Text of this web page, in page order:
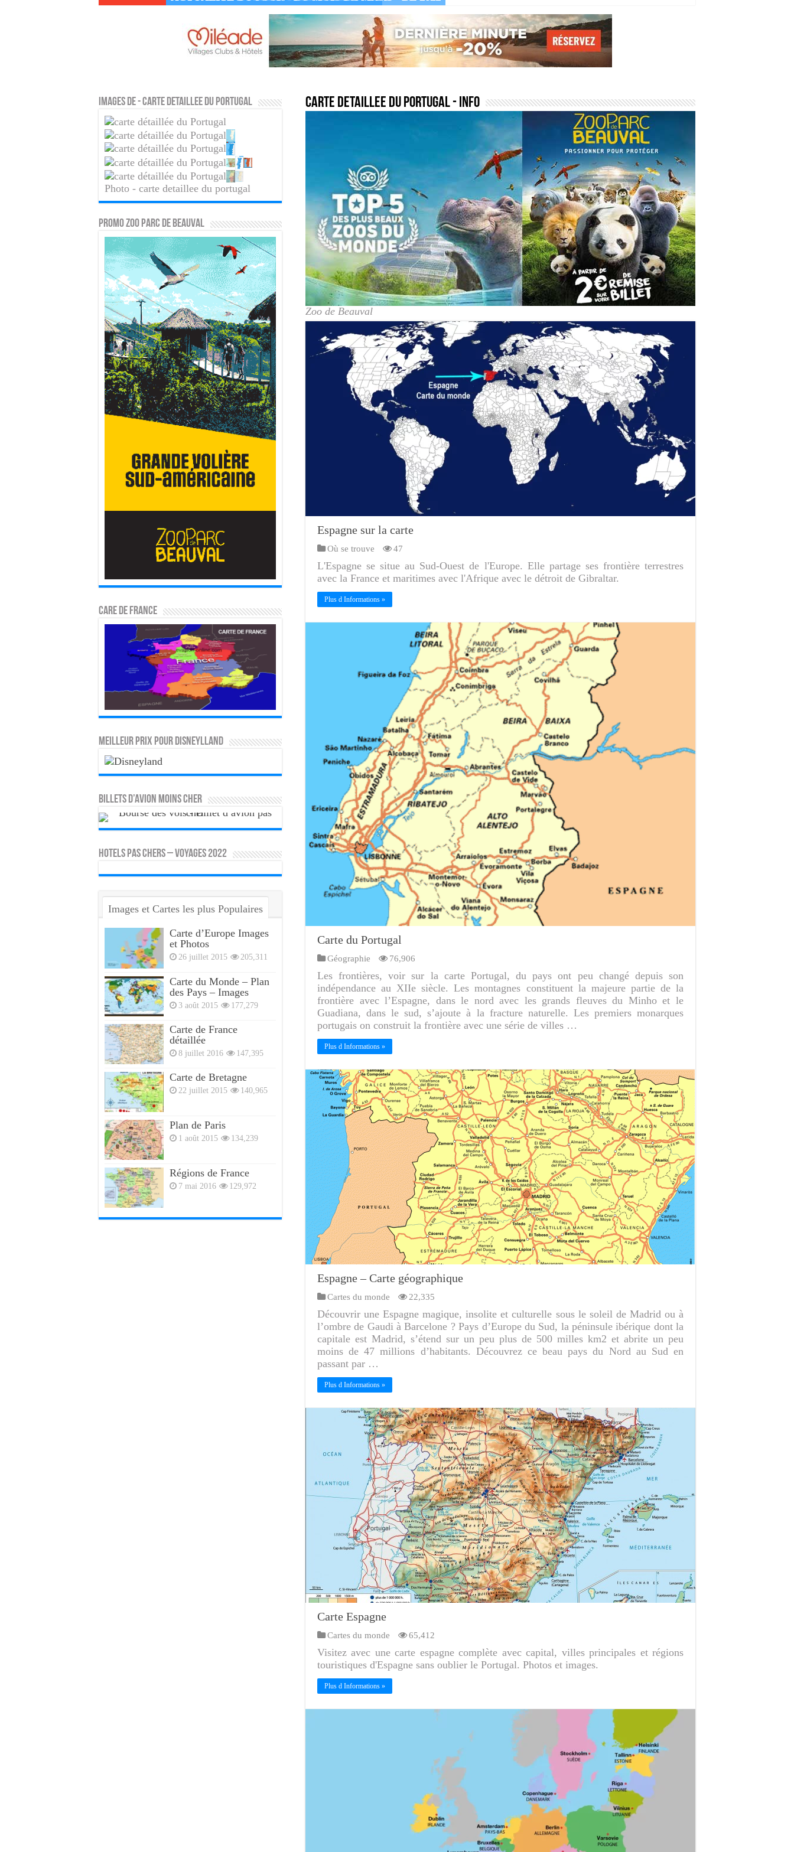
carte detaillee du portugal- Info
Zoo de Beauval
Espagne sur la carte
Où se trouve 47
L'Espagne se situe au Sud-Ouest de l'Europe. Elle partage ses frontière terrestres
avec la France et maritimes avec l'Afrique avec le détroit de Gibraltar.
Plus d Informations »
Carte du Portugal
Géographie 76,906
Les frontières, voir sur la carte Portugal, du pays ont peu changé depuis son
indépendance au XIIe siècle. Les montagnes constituent la majeure partie de la
frontière avec l’Espagne, dans le nord avec les grands fleuves du Minho et le
Guadiana, dans le sud, s’ajoute à la fracture naturelle. Les premiers monarques
portugais on construit la frontière avec une série de villes …
Plus d Informations »
Espagne – Carte géographique
Cartes du monde 22,335
Découvrir une Espagne magique, insolite et culturelle sous le soleil de Madrid ou à
l’ombre de Gaudi à Barcelone ? Pays d’Europe du Sud, la péninsule ibérique dont la
capitale est Madrid, s’étend sur un peu plus de 500 milles km2 et abrite un peu
moins de 47 millions d’habitants. Découvrez ce beau pays du Nord au Sud en
passant par …
Plus d Informations »
Carte Espagne
Cartes du monde 65,412
Visitez avec une carte espagne complète avec capital, villes principales et régions
touristiques d'Espagne sans oublier le Portugal. Photos et images.
Plus d Informations »
Images de - carte detaillee du portugal
Photo - carte detaillee du portugal
PROMO ZOO PARC DE BEAUVAL
CARE DE FRANCE
MEILLEUR PRIX POUR DISNEYLLAND
Billets d’avion moins cher
HOTELS PAS CHERS – VOYAGES 2022
Images et Cartes les plus Populaires
Carte d’Europe Images
et Photos
26 juillet 2015 205,311
Carte du Monde – Plan
des Pays – Images
3 août 2015 177,279
Carte de France
détaillée
8 juillet 2016 147,395
Carte de Bretagne
22 juillet 2015 140,965
Plan de Paris
1 août 2015 134,239
Régions de France
7 mai 2016 129,972